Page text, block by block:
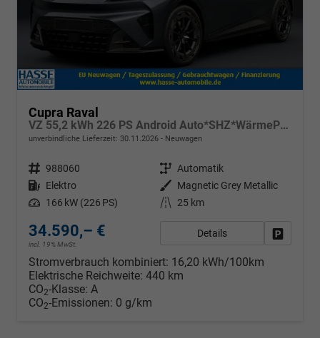
Cupra Raval
VZ 55,2 kWh 226 PS Android Auto*SHZ*WärmePumpe*ACC*Kamera*Keyless*2Z Klimaauto*
unverbindliche Lieferzeit: 30.11.2026 Neuwagen
Fahrzeugnr. 988060 Getriebe Automatik
Kraftstoff Elektro Außenfarbe
Magnetic Grey Metallic
Leistung 166 kW (226 PS) Kilometerstand 25 km
34.590,– €
incl. 19% MwSt.
Details
Stromverbrauch kombiniert: 16,20 kWh/100km
Elektrische Reichweite: 440 km
CO2-Klasse: A
CO2-Emissionen: 0 g/km